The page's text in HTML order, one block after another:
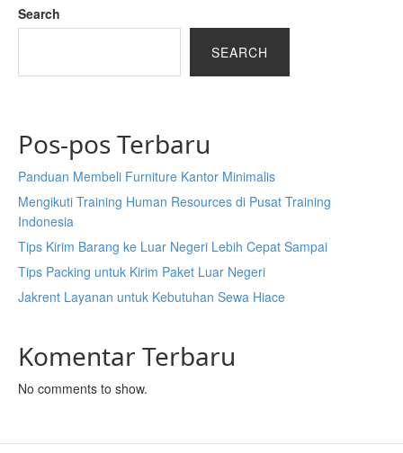
Search
SEARCH
Pos-pos Terbaru
Panduan Membeli Furniture Kantor Minimalis
Mengikuti Training Human Resources di Pusat Training
Indonesia
Tips Kirim Barang ke Luar Negeri Lebih Cepat Sampai
Tips Packing untuk Kirim Paket Luar Negeri
Jakrent Layanan untuk Kebutuhan Sewa Hiace
Komentar Terbaru
No comments to show.